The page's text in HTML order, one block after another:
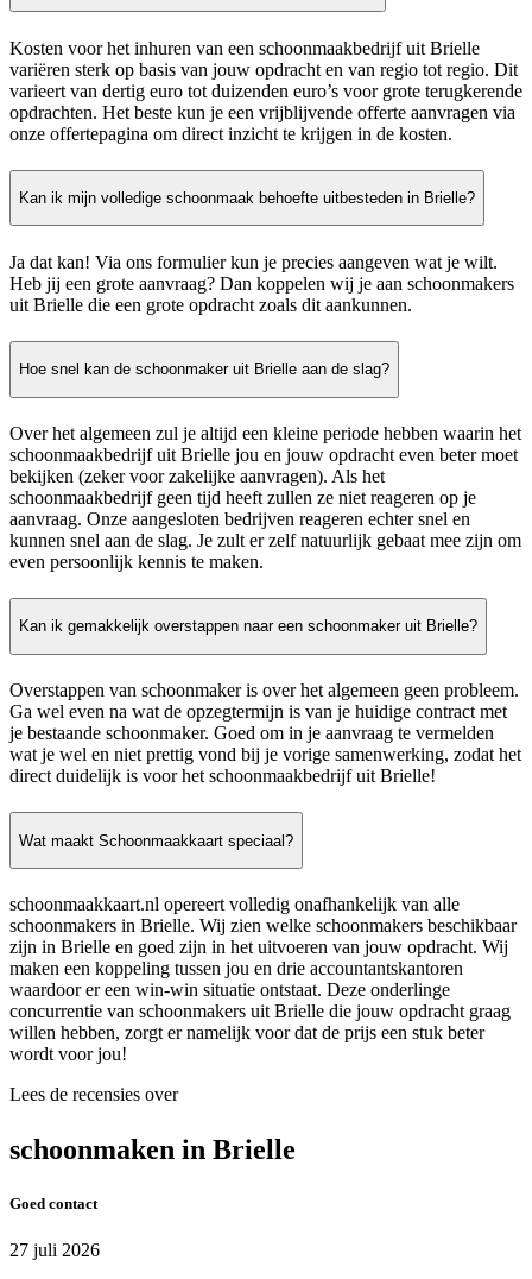
Kosten voor het inhuren van een schoonmaakbedrijf uit Brielle
variëren sterk op basis van jouw opdracht en van regio tot regio. Dit
varieert van dertig euro tot duizenden euro’s voor grote terugkerende
opdrachten. Het beste kun je een vrijblijvende offerte aanvragen via
onze offertepagina om direct inzicht te krijgen in de kosten.
Kan ik mijn volledige schoonmaak behoefte uitbesteden in Brielle?
Ja dat kan! Via ons formulier kun je precies aangeven wat je wilt.
Heb jij een grote aanvraag? Dan koppelen wij je aan schoonmakers
uit Brielle die een grote opdracht zoals dit aankunnen.
Hoe snel kan de schoonmaker uit Brielle aan de slag?
Over het algemeen zul je altijd een kleine periode hebben waarin het
schoonmaakbedrijf uit Brielle jou en jouw opdracht even beter moet
bekijken (zeker voor zakelijke aanvragen). Als het
schoonmaakbedrijf geen tijd heeft zullen ze niet reageren op je
aanvraag. Onze aangesloten bedrijven reageren echter snel en
kunnen snel aan de slag. Je zult er zelf natuurlijk gebaat mee zijn om
even persoonlijk kennis te maken.
Kan ik gemakkelijk overstappen naar een schoonmaker uit Brielle?
Overstappen van schoonmaker is over het algemeen geen probleem.
Ga wel even na wat de opzegtermijn is van je huidige contract met
je bestaande schoonmaker. Goed om in je aanvraag te vermelden
wat je wel en niet prettig vond bij je vorige samenwerking, zodat het
direct duidelijk is voor het schoonmaakbedrijf uit Brielle!
Wat maakt Schoonmaakkaart speciaal?
schoonmaakkaart.nl opereert volledig onafhankelijk van alle
schoonmakers in Brielle. Wij zien welke schoonmakers beschikbaar
zijn in Brielle en goed zijn in het uitvoeren van jouw opdracht. Wij
maken een koppeling tussen jou en drie accountantskantoren
waardoor er een win-win situatie ontstaat. Deze onderlinge
concurrentie van schoonmakers uit Brielle die jouw opdracht graag
willen hebben, zorgt er namelijk voor dat de prijs een stuk beter
wordt voor jou!
Lees de recensies over
schoonmaken in Brielle
Goed contact
27 juli 2026